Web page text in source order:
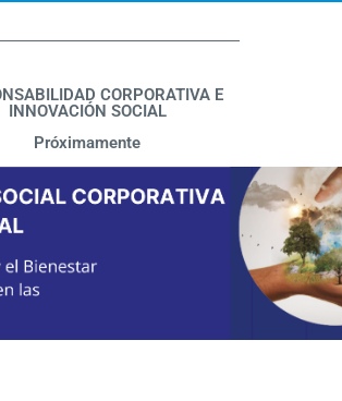
CORPORATIVA E
INNOVACIÓN SOCIAL
Próximamente